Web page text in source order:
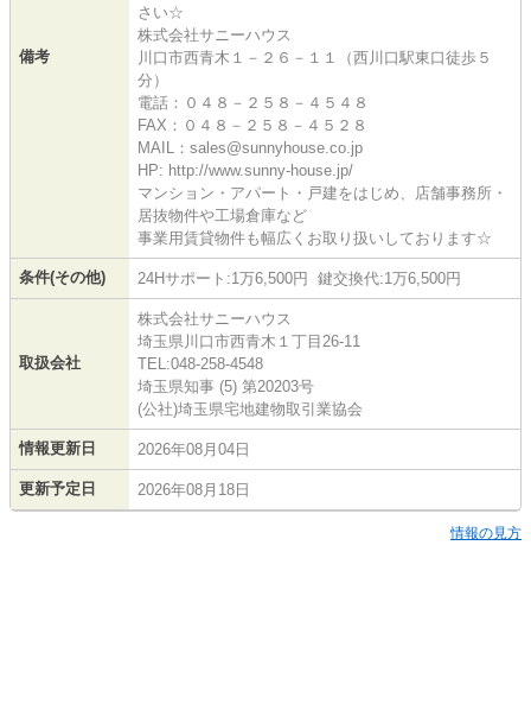
備考
さい☆
株式会社サニーハウス
川口市西青木１－２６－１１（西川口駅東口徒歩５
分）
電話：０４８－２５８－４５４８
FAX：０４８－２５８－４５２８
MAIL：sales@sunnyhouse.co.jp
HP: http://www.sunny-house.jp/
マンション・アパート・戸建をはじめ、店舗事務所・
居抜物件や工場倉庫など
事業用賃貸物件も幅広くお取り扱いしております☆
条件(その他) 24Hサポート:1万6,500円 鍵交換代:1万6,500円
取扱会社
株式会社サニーハウス
埼玉県川口市西青木１丁目26-11
TEL:048-258-4548
埼玉県知事 (5) 第20203号
(公社)埼玉県宅地建物取引業協会
情報更新日 2026年08月04日
更新予定日 2026年08月18日
情報の見方